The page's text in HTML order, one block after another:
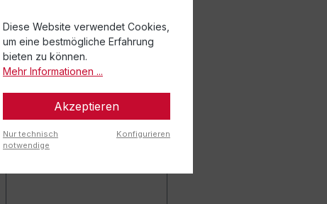
Diese Website verwendet Cookies,
um eine bestmögliche Erfahrung
bieten zu können.
Mehr Informationen ...
Akzeptieren
Nur technisch
notwendige
Konfigurieren